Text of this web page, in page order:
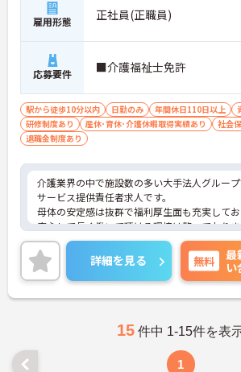
雇用形態 正社員(正職員)
応募要件 ■介護福祉士免許
駅から徒歩10分以内 日勤のみ 年間休日110日以上
研修制度あり
産休･育休･介護休暇取得実績あり 社会
退職金制度あり
介護業界の中で施設数の多い大手法人グルー
サービス提供責任者求人です。
母体の安定感は抜群で福利厚生面も充実して
安心して長く働いて頂ける環境は整っており
また、頑張りがきちんと評価に繋がります。
ご興味のある方はぜひお気軽にお問い合わせ
い。
詳細を見る 無料
最
い
15 件中 1-15件を表
1